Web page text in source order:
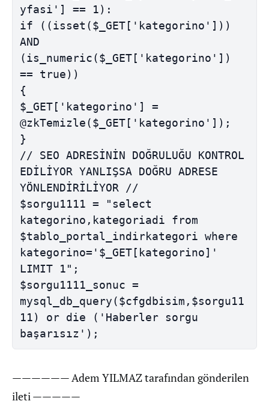
yfasi'] == 1):
if ((isset($_GET['kategorino']))
AND
(is_numeric($_GET['kategorino'])
== true))
{
$_GET['kategorino'] =
@zkTemizle($_GET['kategorino']);
}
// SEO ADRESİNİN DOĞRULUĞU KONTROL
EDİLİYOR YANLIŞSA DOĞRU ADRESE
YÖNLENDİRİLİYOR //
$sorgu1111 = "select
kategorino,kategoriadi from
$tablo_portal_indirkategori where
kategorino='$_GET[kategorino]'
LIMIT 1";
$sorgu1111_sonuc =
mysql_db_query($cfgdbisim,$sorgu11
11) or die ('Haberler sorgu
başarısız');
—————— Adem YILMAZ tarafından gönderilen
ileti —————